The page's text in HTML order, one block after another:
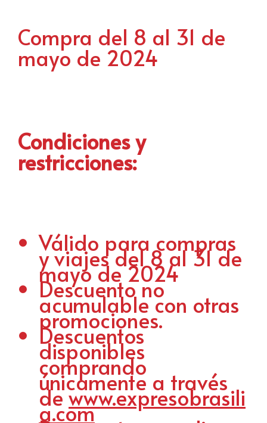
Compra del 8 al 31 de
mayo de 2024
Condiciones y
restricciones:
Válido para compras
y viajes del 8 al 31 de
mayo de 2024
Descuento no
acumulable con otras
promociones.
Descuentos
disponibles
comprando
únicamente a través
dewww.expresobrasili
a.com